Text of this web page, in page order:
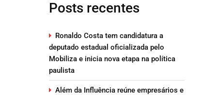
Posts recentes
Ronaldo Costa tem candidatura a
deputado estadual oficializada pelo
Mobiliza e inicia nova etapa na política
paulista
Além da Influência reúne empresários e